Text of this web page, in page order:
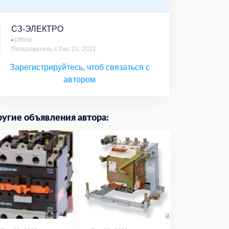
СЗ-ЭЛЕКТРО
Offline
Пользователь с Dec 21, 2021
Зарегистрируйтесь, чтоб связаться с
автором
объявления автора: